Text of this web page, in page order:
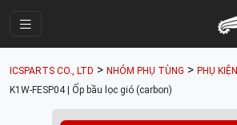
Cửa Hàng
Parts Catalogue
ICSPARTS CO., LTD > NHÓM PHỤ TÙNG > PHỤ
K1W-FESP04 | Ốp bầu lọc gió (carbon)